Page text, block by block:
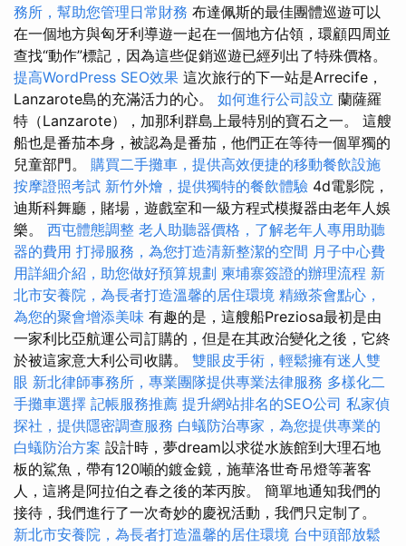
務所，幫助您管理日常財務 布達佩斯的最佳團體巡遊可以
在一個地方與匈牙利導遊一起在一個地方佔領，環顧四周並
查找“動作”標記，因為這些促銷巡遊已經列出了特殊價格。
提高WordPress SEO效果 這次旅行的下一站是Arrecife，
Lanzarote島的充滿活力的心。 如何進行公司設立 蘭薩羅
特（Lanzarote），加那利群島上最特別的寶石之一。 這艘
船也是番茄本身，被認為是番茄，他們正在等待一個單獨的
兒童部門。 購買二手攤車，提供高效便捷的移動餐飲設施
按摩證照考試 新竹外燴，提供獨特的餐飲體驗 4d電影院，
迪斯科舞廳，賭場，遊戲室和一級方程式模擬器由老年人娛
樂。 西屯體態調整 老人助聽器價格，了解老年人專用助聽
器的費用 打掃服務，為您打造清新整潔的空間 月子中心費
用詳細介紹，助您做好預算規劃 柬埔寨簽證的辦理流程 新
北市安養院，為長者打造溫馨的居住環境 精緻茶會點心，
為您的聚會增添美味 有趣的是，這艘船Preziosa最初是由
一家利比亞航運公司訂購的，但是在其政治變化之後，它終
於被這家意大利公司收購。 雙眼皮手術，輕鬆擁有迷人雙
眼 新北律師事務所，專業團隊提供專業法律服務 多樣化二
手攤車選擇 記帳服務推薦 提升網站排名的SEO公司 私家偵
探社，提供隱密調查服務 白蟻防治專家，為您提供專業的
白蟻防治方案 設計時，夢dream以求從水族館到大理石地
板的鯊魚，帶有120噸的鍍金鏡，施華洛世奇吊燈等著客
人，這將是阿拉伯之春之後的苯丙胺。 簡單地通知我們的
接待，我們進行了一次奇妙的慶祝活動，我們只定制了。
新北市安養院，為長者打造溫馨的居住環境 台中頭部放鬆